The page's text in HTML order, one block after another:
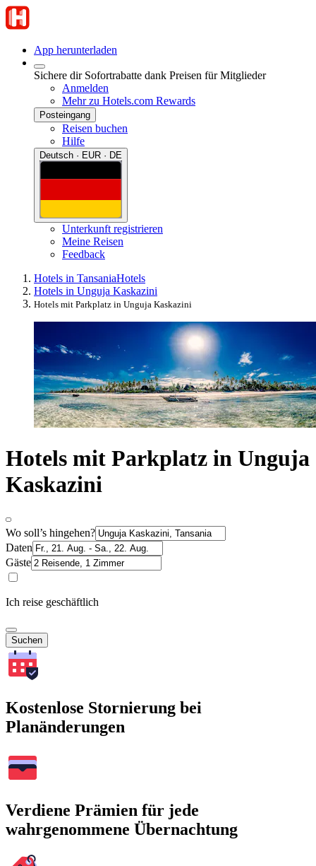
App herunterladen
Sichere dir Sofortrabatte dank Preisen für Mitglieder
Anmelden
Mehr zu Hotels.com Rewards
Posteingang
Reisen buchen
Hilfe
Deutsch · EUR · DE
Unterkunft registrieren
Meine Reisen
Feedback
Hotels in TansaniaHotels
Hotels in Unguja Kaskazini
Hotels mit Parkplatz in Unguja Kaskazini
Hotels mit Parkplatz in Unguja
Kaskazini
Wo soll’s hingehen?
Daten
Gäste
Ich reise geschäftlich
Suchen
Kostenlose Stornierung bei
Planänderungen
Verdiene Prämien für jede
wahrgenommene Übernachtung